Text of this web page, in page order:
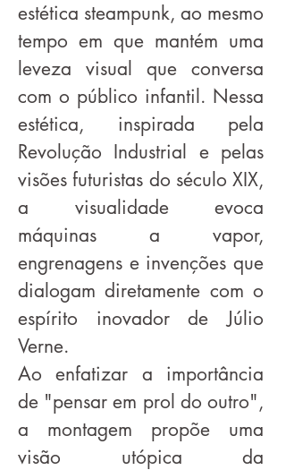
estética steampunk, ao mesmo
tempo em que mantém uma
leveza visual que conversa
com o público infantil. Nessa
estética, inspirada pela
Revolução Industrial e pelas
visões futuristas do século XIX,
a visualidade evoca
máquinas a vapor,
engrenagens e invenções que
dialogam diretamente com o
espírito inovador de Júlio
Verne.
Ao enfatizar a importância
de "pensar em prol do outro",
a montagem propõe uma
visão utópica da